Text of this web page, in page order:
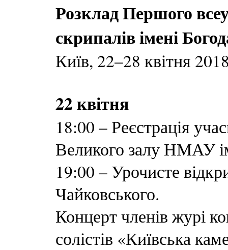
Розклад Першого
скрипалів імені
Київ, 22–28 квітня
22 квітня
18:00 – Реєстрація
Великого залу НМАУ
19:00 – Урочисте
Чайковського.
Концерт членів журі
солістів «Київська